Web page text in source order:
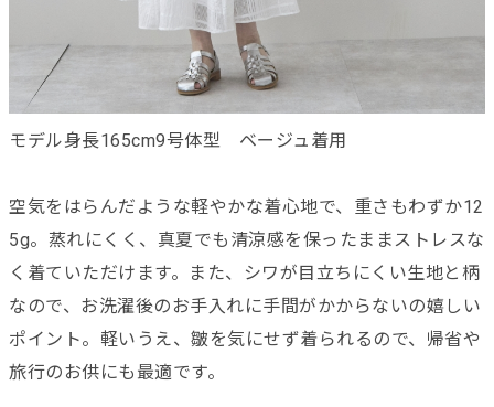
モデル身長165cm9号体型 ベージュ着用
空気をはらんだような軽やかな着心地で、重さもわずか12
5g。蒸れにくく、真夏でも清涼感を保ったままストレスな
く着ていただけます。また、シワが目立ちにくい生地と柄
なので、お洗濯後のお手入れに手間がかからないの嬉しい
ポイント。軽いうえ、皺を気にせず着られるので、帰省や
旅行のお供にも最適です。